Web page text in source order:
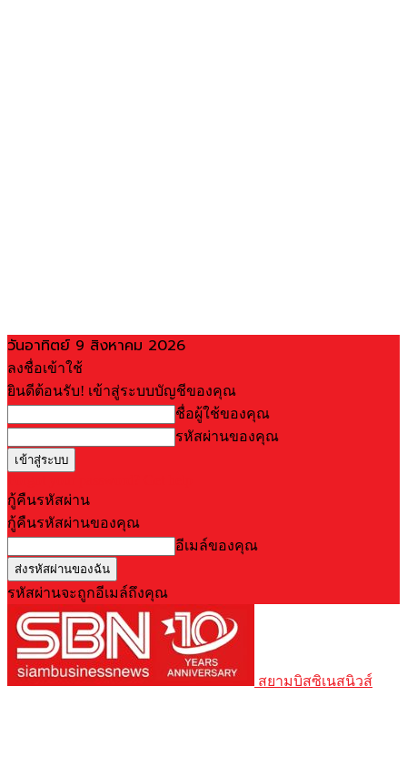
วันอาทิตย์ 9 สิงหาคม 2026
ลงชื่อเข้าใช้
ยินดีต้อนรับ! เข้าสู่ระบบบัญชีของคุณ
ชื่อผู้ใช้ของคุณ
รหัสผ่านของคุณ
กู้คืนรหัสผ่าน
กู้คืนรหัสผ่านของคุณ
อีเมล์ของคุณ
รหัสผ่านจะถูกอีเมล์ถึงคุณ
สยามบิสซิเนสนิวส์